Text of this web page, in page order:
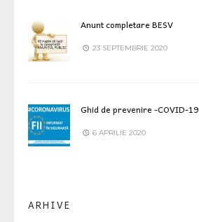
Anunt completare BESV
23 SEPTEMBRIE 2020
Ghid de prevenire -COVID-19
6 APRILIE 2020
ARHIVE